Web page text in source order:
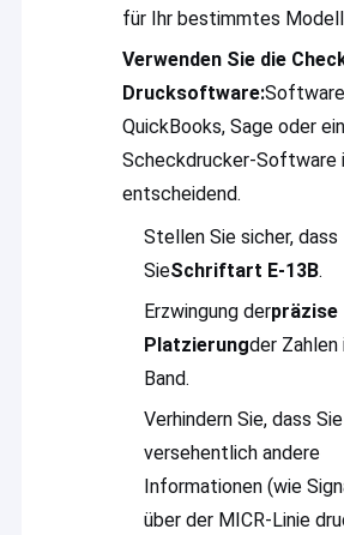
VR Show
Über uns
Fabrik-Ausflug
Qualitätskontrolle
Nachrichten
UV-Offset-Tinte
für Ihr bestimmtes
Verwenden Sie die
Drucksoftware:
QuickBooks, Sage oder
Scheckdrucker-Software
entscheidend.
Stellen Sie sicher, dass
SieSchriftart E-13B.
Erzwingung derpräzise
Platzierungder Zahlen
Band.
Verhindern Sie, dass Sie
versehentlich andere
Informationen (wie
über der MICR-Linie
Guangzhou Print Area Technology Co.,
Area Technology Co., Ltd., die seit mehr
eine eigene professionelle
sind professionell in der Forschung
Verkauf und Service von Offset/UV
Druckmaterialien, Druckmaschinen und
den Anforderungen der Kunden gerecht